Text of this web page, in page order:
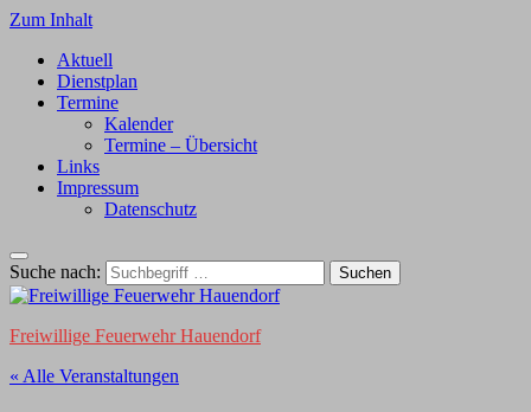
Zum Inhalt
Aktuell
Dienstplan
Termine
Kalender
Termine – Übersicht
Links
Impressum
Datenschutz
Suche nach:
Freiwillige Feuerwehr Hauendorf
« Alle Veranstaltungen